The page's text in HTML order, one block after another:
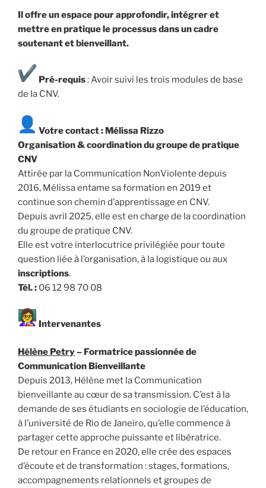
Il offre un espace pour approfondir, intégrer et
mettre en pratique le processus dans un cadre
soutenant et bienveillant.
Pré-requis: Avoir suivi les trois modules de base
de la CNV.
Votre contact : Mélissa Rizzo
Organisation & coordination du groupe de pratique
CNV
Attirée par la Communication NonViolente depuis
2016, Mélissa entame sa formation en 2019 et
continue son chemin d’apprentissage en CNV.
Depuis avril 2025, elle est en charge de la coordination
du groupe de pratique CNV.
Elle est votre interlocutrice privilégiée pour toute
question liée à l’organisation, à la logistique ou aux
inscriptions.
Tél. : 06 12 98 70 08
Intervenantes
Hélène Petry– Formatrice passionnée de
Communication Bienveillante
Depuis 2013, Hélène met la Communication
bienveillante au cœur de sa transmission. C’est à la
demande de ses étudiants en sociologie de l’éducation,
à l’université de Rio de Janeiro, qu’elle commence à
partager cette approche puissante et libératrice.
De retour en France en 2020, elle crée des espaces
d’écoute et de transformation : stages, formations,
accompagnements relationnels et groupes de